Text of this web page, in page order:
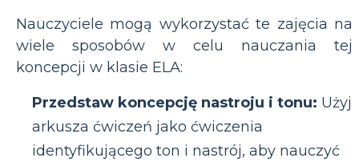
Nauczyciele mogą wykorzystać te zajęcia na
wiele sposobów w celu nauczania tej
koncepcji w klasie ELA:
Przedstaw koncepcję nastroju i tonu: Użyj
arkusza ćwiczeń jako ćwiczenia
identyfikującego ton i nastrój, aby nauczyć